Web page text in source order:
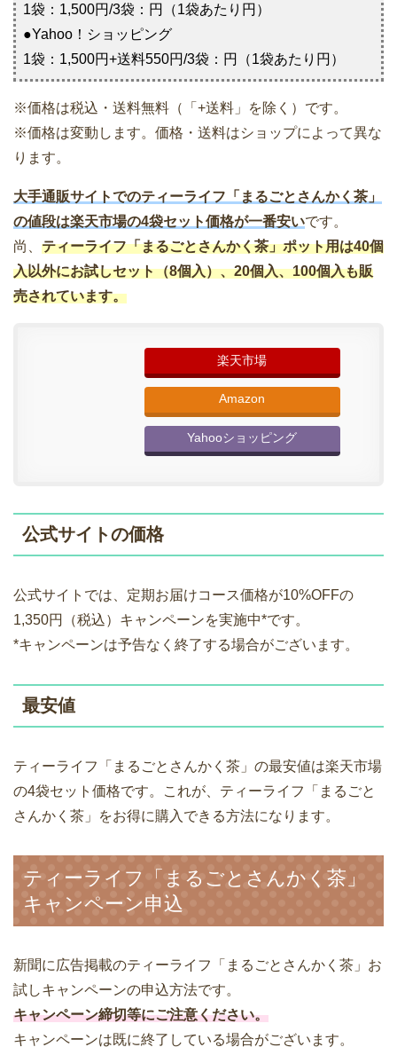
1袋：1,500円/3袋：円（1袋あたり円）
●Yahoo！ショッピング
1袋：1,500円+送料550円/3袋：円（1袋あたり円）
※価格は税込・送料無料（「+送料」を除く）です。
※価格は変動します。価格・送料はショップによって異な
ります。
大手通販サイトでのティーライフ「まるごとさんかく茶」
の値段は楽天市場の4袋セット価格が一番安いです。
尚、 ティーライフ「まるごとさんかく茶」ポット用は40個
入以外にお試しセット（8個入）、20個入、100個入も販
売されています。
楽天市場
Amazon
Yahooショッピング
公式サイトの価格
公式サイトでは、定期お届けコース価格が10%OFFの
1,350円（税込）キャンペーンを実施中*です。
*キャンペーンは予告なく終了する場合がございます。
最安値
ティーライフ「まるごとさんかく茶」の最安値は楽天市場
の4袋セット価格です。これが、ティーライフ「まるごと
さんかく茶」をお得に購入できる方法になります。
ティーライフ「まるごとさんかく茶」
キャンペーン申込
新聞に広告掲載のティーライフ「まるごとさんかく茶」お
試しキャンペーンの申込方法です。
キャンペーン締切等にご注意ください。
キャンペーンは既に終了している場合がございます。